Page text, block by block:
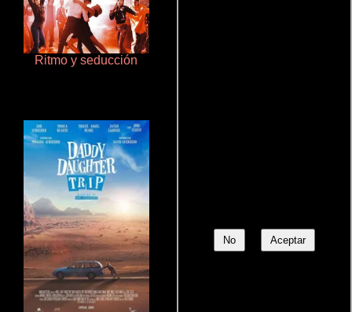
No Aceptar
Ritmo y seducción